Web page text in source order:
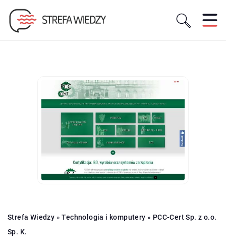
Strefa Wiedzy »Technologia i komputery » PCC-Cert Sp. z o.o.
Sp. K.